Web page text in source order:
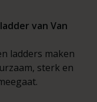
van Van
ladders maken
sterk en